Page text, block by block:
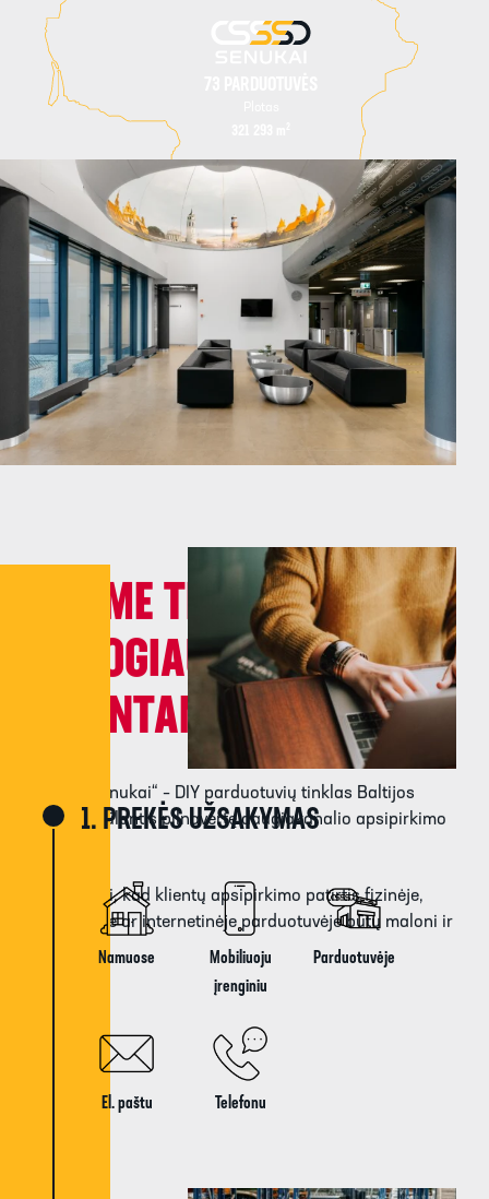
ESAME TEN, KUR
PATOGIAUSIA
KLIENTAMS
„Kesko Senukai“ – DIY parduotuvių tinklas Baltijos
šalyse, siūlantis pilnavertę daugiakanalio apsipirkimo
Mums rūpi, kad klientų apsipirkimo patirtis fizinėje,
mobiliojoje ar internetinėje parduotuvėje būtų maloni ir
1. PREKĖS UŽSAKYMAS​
Namuose
Mobiliuoju
įrenginiu​
Parduotuvėje
El. paštu​ Telefonu​